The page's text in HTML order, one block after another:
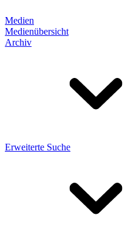
Medien
Medienübersicht
Archiv
Erweiterte Suche